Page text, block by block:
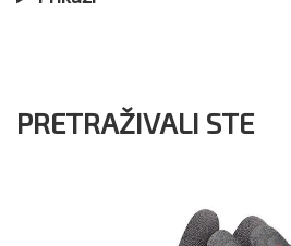
PRETRAŽIVALI STE